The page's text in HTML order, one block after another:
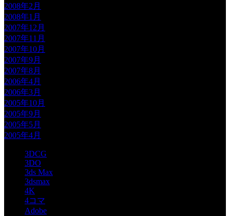
2008年2月
2008年1月
2007年12月
2007年11月
2007年10月
2007年9月
2007年8月
2006年4月
2006年3月
2005年10月
2005年9月
2005年5月
2005年4月
3DCG
3DO
3ds Max
3dsmax
4K
4コマ
Adobe